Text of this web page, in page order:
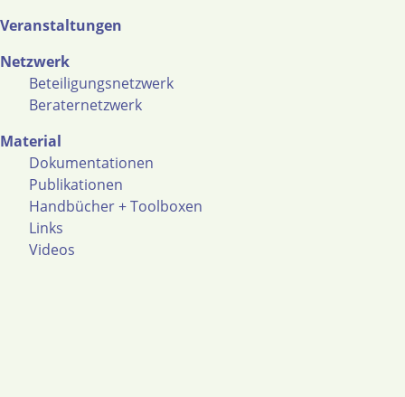
Veranstaltungen
Netzwerk
Beteiligungsnetzwerk
Beraternetzwerk
Material
Dokumentationen
Publikationen
Handbücher + Toolboxen
Links
Videos